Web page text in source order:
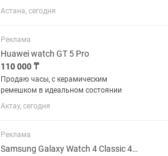
Garmin в отличном состоянии. ✅
Подойдут для бега, велоспорта,
повседневного использования. 💚
Следят...
Астана, сегодня
Реклама
Huawei watch GT 5 Pro
110 000 ₸
Продаю часы, с керамическим
ремешком в идеальном состоянии
Актау, сегодня
Реклама
Samsung Galaxy Watch 4 Classic 46mm, Черные